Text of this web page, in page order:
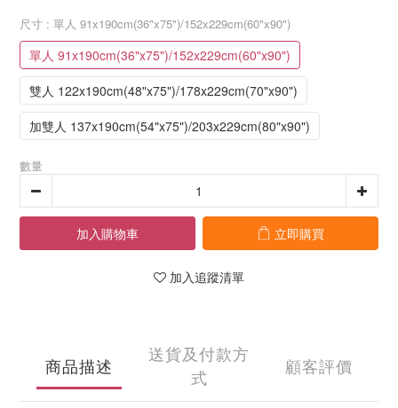
尺寸 : 單人 91x190cm(36"x75")/152x229cm(60"x90")
單人 91x190cm(36"x75")/152x229cm(60"x90")
雙人 122x190cm(48"x75")/178x229cm(70"x90")
加雙人 137x190cm(54"x75")/203x229cm(80"x90")
數量
加入購物車 立即購買
加入追蹤清單
商品描述
送貨及付款方
式
顧客評價